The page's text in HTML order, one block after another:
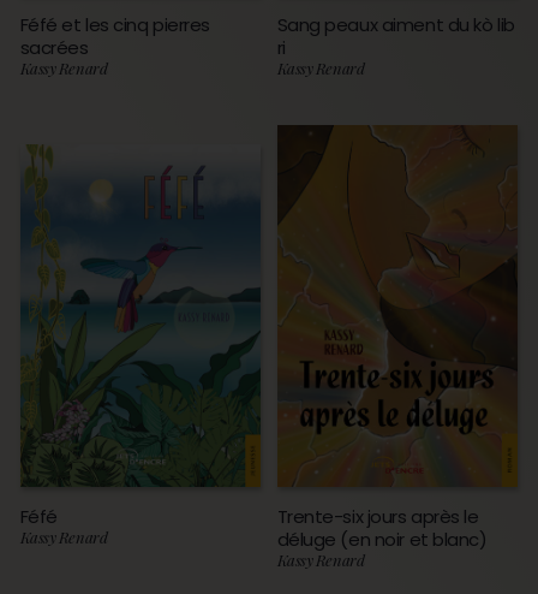
Féfé et les cinq pierres
sacrées
Kassy Renard
Sang peaux aiment du kò lib
ri
Kassy Renard
Féfé
Kassy Renard
Trente-six jours après le
déluge (en noir et blanc)
Kassy Renard